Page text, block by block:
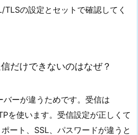
TLSの設定とセットで確認してく
だけできないのはなぜ？
ーが違うためです。受信は
を使います。受信設定が正しくて
ート、SSL、パスワードが違うと